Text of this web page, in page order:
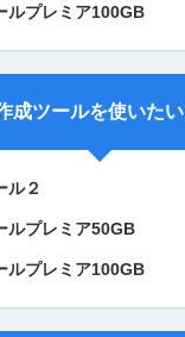
ルプレミア100GB
成ツールを使いたい
ル２
ルプレミア50GB
ルプレミア100GB